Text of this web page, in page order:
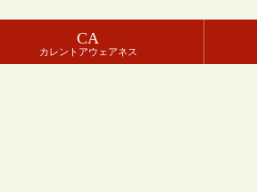
CA
カレントアウェアネス